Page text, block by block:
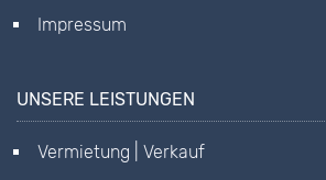
Impressum
UNSERE LEISTUNGEN
Vermietung | Verkauf